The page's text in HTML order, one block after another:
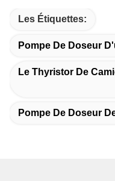
Les Étiquettes:
Pompe De Doseur
Le Thyristor De
Pompe De Doseur